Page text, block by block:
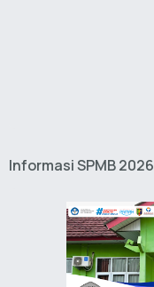
Informasi SPMB 2026